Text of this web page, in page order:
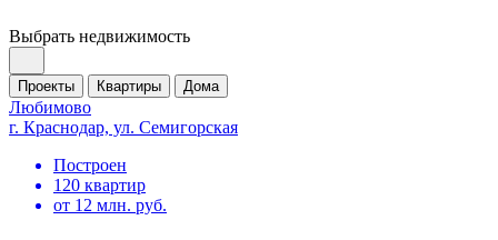
Выбрать недвижимость
Проекты Квартиры Дома
Любимово
г. Краснодар, ул. Семигорская
Построен
120 квартир
от 12 млн. руб.